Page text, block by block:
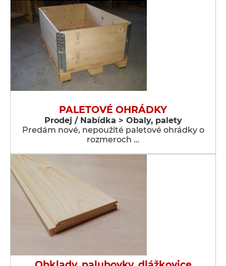
PALETOVÉ OHRÁDKY
Prodej / Nabídka > Obaly, palety
Predám nové, nepoužité paletové ohrádky o
rozmeroch …